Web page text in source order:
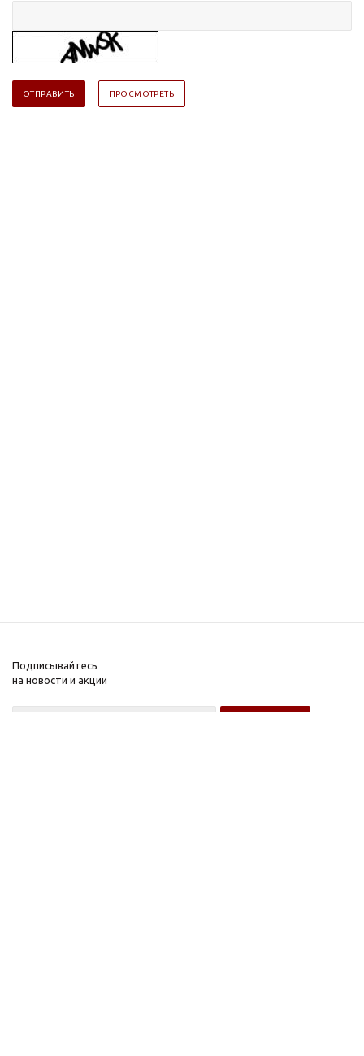
Подписывайтесь
на новости и акции